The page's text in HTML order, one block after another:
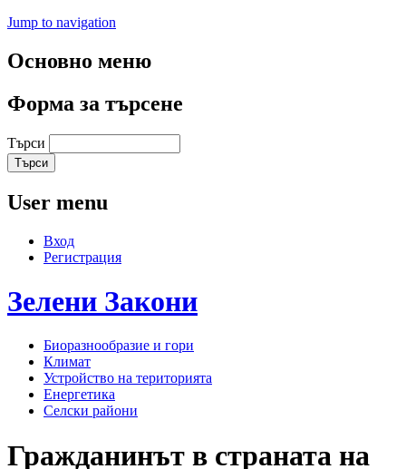
Jump to navigation
Основно меню
Форма за търсене
Търси
User menu
Вход
Регистрация
Зелени Закони
Биоразнообразие и гори
Климат
Устройство на територията
Енергетика
Селски райони
Гражданинът в страната на